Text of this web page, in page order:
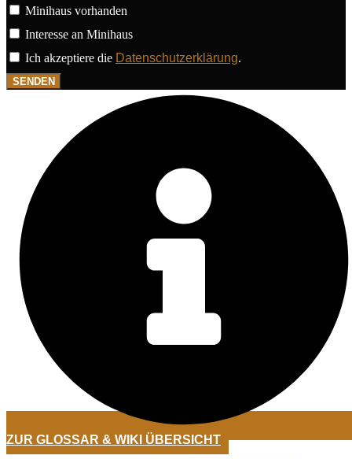
Minihaus vorhanden
Interesse an Minihaus
Ich akzeptiere die Datenschutzerklärung.
SENDEN
ZUR GLOSSAR & WIKI ÜBERSICHT